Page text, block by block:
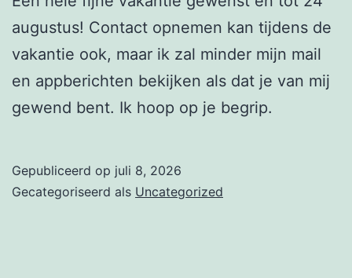
augustus! Contact opnemen kan tijdens de
vakantie ook, maar ik zal minder mijn mail
en appberichten bekijken als dat je van mij
gewend bent. Ik hoop op je begrip.
Gepubliceerd op juli 8, 2026
Gecategoriseerd als Uncategorized